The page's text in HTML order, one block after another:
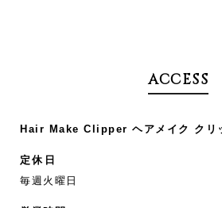
ACCESS
Hair Make Clipper ヘアメイク クリ
定休日
毎週火曜日